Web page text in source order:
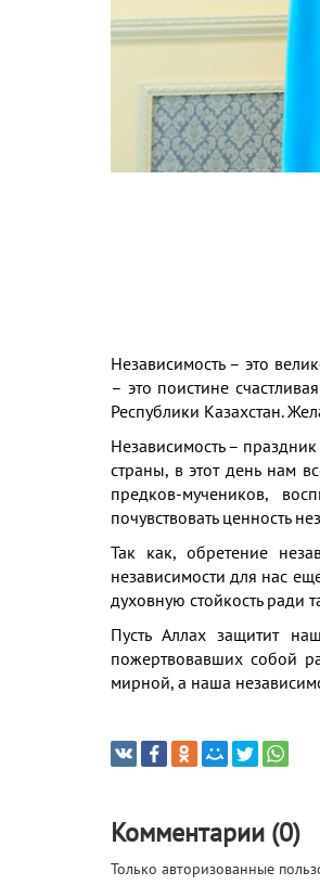
Независимость – это
– это поистине
Республики Казахстан.
Независимость –
страны, в этот день нам
предков-мучеников,
почувствовать ценность
Так как, обретение
независимости для нас
духовную стойкость ради
Пусть Аллах защитит
пожертвовавших собой
мирной, а наша
Комментарии (0)
Только авторизованные